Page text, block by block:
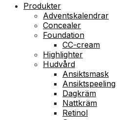
Produkter
Adventskalendrar
Concealer
Foundation
CC-cream
Highlighter
Hudvård
Ansiktsmask
Ansiktspeeling
Dagkräm
Nattkräm
Retinol